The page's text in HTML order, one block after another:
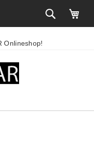
Onlineshop!